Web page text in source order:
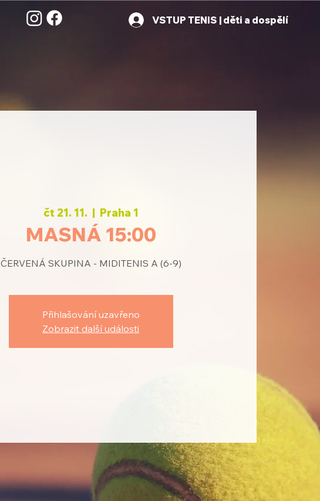
VSTUP TENIS | děti a dospělí
čt 21. 11.
  |
Praha 1
MASNÁ 15:00
ČERVENÁ SKUPINA - MIDITENIS A (6-9)
Přihlašování uzavřeno
Zobrazit další události